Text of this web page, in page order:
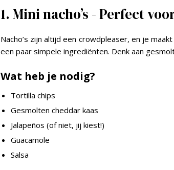
1. Mini nacho’s - Perfect
Nacho’s zijn altijd een crowdpleaser, en je
een paar simpele ingrediënten. Denk aan
Wat heb je nodig?
Tortilla chips
Gesmolten cheddar kaas
Jalapeños (of niet, jij kiest!)
Guacamole
Salsa